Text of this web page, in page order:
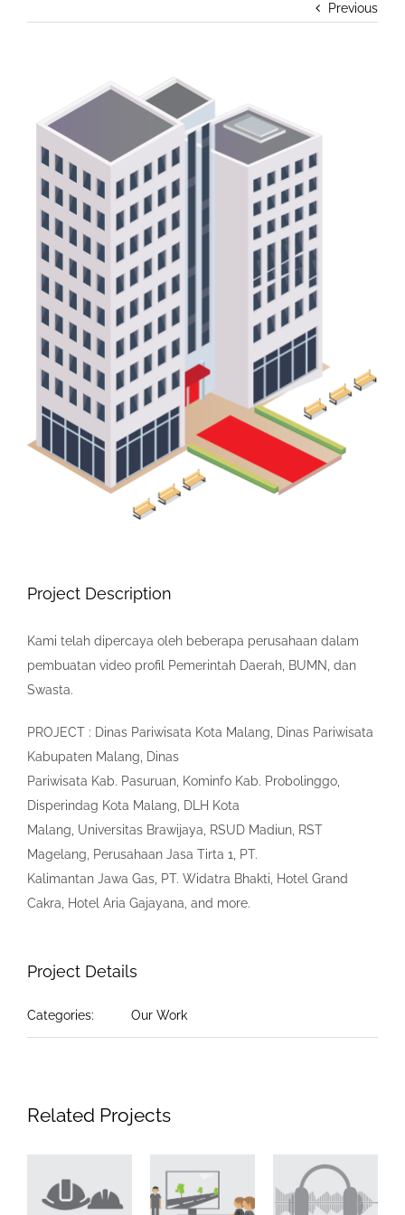
Previous
Larger
Image
Project Description
Kami telah dipercaya oleh beberapa perusahaan dalam
pembuatan video profil Pemerintah Daerah, BUMN, dan
Swasta.
PROJECT : Dinas Pariwisata Kota Malang, Dinas Pariwisata
Kabupaten Malang, Dinas
Pariwisata Kab. Pasuruan, Kominfo Kab. Probolinggo,
Disperindag Kota Malang, DLH Kota
Malang, Universitas Brawijaya, RSUD Madiun, RST
Magelang, Perusahaan Jasa Tirta 1, PT.
Kalimantan Jawa Gas, PT. Widatra Bhakti, Hotel Grand
Cakra, Hotel Aria Gajayana, and more.
Project Details
Categories: Our Work
Related Projects